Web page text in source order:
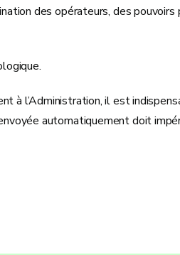
des opérateurs, des
à l’Administration, il est
automatiquement doit